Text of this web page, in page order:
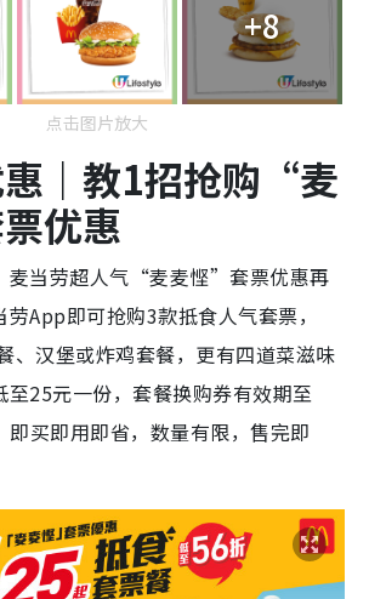
+8
点击图片放大
｜教1招抢购“麦
优惠
麦当劳超人气“麦麦悭”套票优惠再
App即可抢购3款抵食人气套票，
、汉堡或炸鸡套餐，更有四道菜滋味
至25元一份，套餐换购券有效期至
买即用即省，数量有限，售完即